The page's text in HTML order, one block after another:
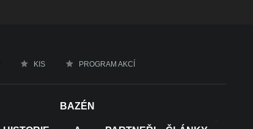
KIS PROGRAM AKCÍ
BAZÉN